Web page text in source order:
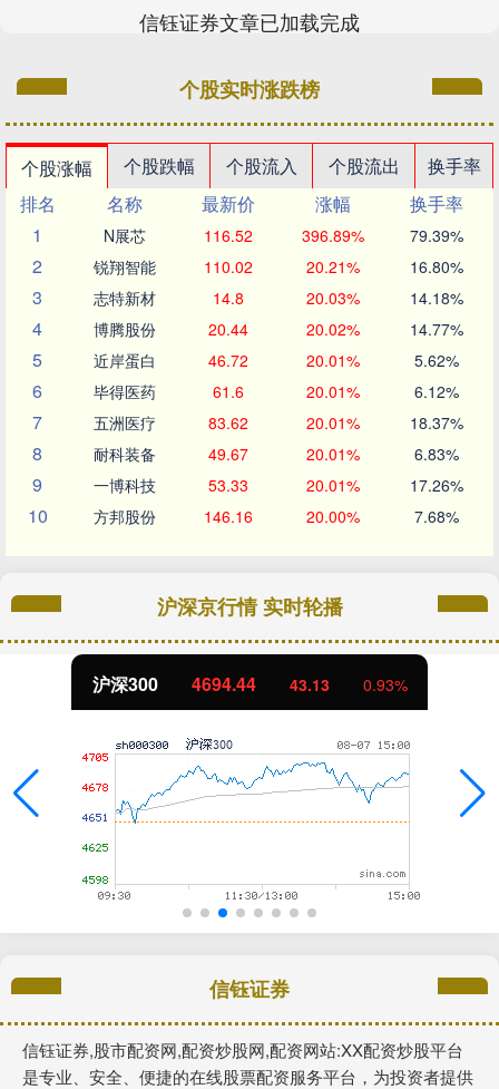
信钰证券文章已加载完成
个股实时涨跌榜
个股涨幅 个股跌幅 个股流入 个股流出
换手率
排名
名称 最新价 涨幅
换手率
1
N展芯 116.52 396.89% 79.39%
2 锐翔智能 110.02 20.21% 16.80%
3 志特新材 14.8 20.03% 14.18%
4 博腾股份 20.44 20.02% 14.77%
5 近岸蛋白 46.72 20.01% 5.62%
6 毕得医药 61.6 20.01% 6.12%
7 五洲医疗 83.62 20.01% 18.37%
8 耐科装备 49.67 20.01% 6.83%
9 一博科技 53.33 20.01% 17.26%
10 方邦股份 146.16 20.00% 7.68%
沪深京行情 实时轮播
沪深300 4694.44 43.13 0.93%
信钰证券
信钰证券,股市配资网,配资炒股网,配资网站:XX配资炒股平台
是专业、安全、便捷的在线股票配资服务平台，为投资者提供